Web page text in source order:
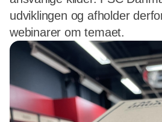
udviklingen og afholder
webinarer om temaet.